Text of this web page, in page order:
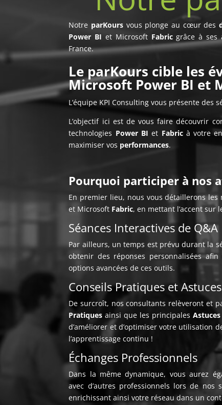
Notre parKours vous plonge au cœur des
Power BI et Microsoft Fabricgrâce à ses
France.
Le parKours cible les
Microsoft Power BI et
L’équipe KPI Consulting vous présente des
L’objectif ici est de vous faire découvrir
technologies Power BI et Fabricà votre
maximiser vos performances.
Pourquoi participer à nos
En premier lieu, nous vous détaillerons les
et Microsoft Fabric, en mettant l’accent sur
Séances Interactives de Q&A
Par ailleurs, un temps est prévu durant la
obtenir des réponses personnalisées
options avancées de ces outils.
Conseils Pratiques et Astuces
De surcroît, nos consultants relèveront et
Pratiquesainsi que les principales Astuces
d’améliorer et d’optimiser votre utilisation
l’apprentissage continu !
Échanges Professionnels
Dans la même dynamique, vous aurez
avec d’autres professionnels lors de
enrichissant ainsi votre réseau dans un